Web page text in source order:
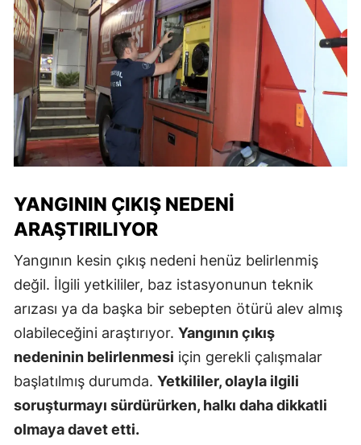
YANGININ ÇIKIŞ NEDENI
ARAŞTIRILIYOR
Yangının kesin çıkış nedeni henüz belirlenmiş
değil. İlgili yetkililer, baz istasyonunun teknik
arızası ya da başka bir sebepten ötürü alev almış
olabileceğini araştırıyor. Yangının çıkış
nedeninin belirlenmesi için gerekli çalışmalar
başlatılmış durumda. Yetkililer, olayla ilgili
soruşturmayı sürdürürken, halkı daha dikkatli
olmaya davet etti.